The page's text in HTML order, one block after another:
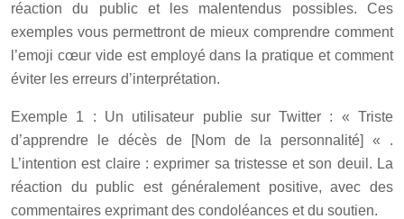
réaction du public et les malentendus possibles. Ces
exemples vous permettront de mieux comprendre comment
l’emoji cœur vide est employé dans la pratique et comment
éviter les erreurs d’interprétation.
Exemple 1 : Un utilisateur publie sur Twitter : « Triste
d’apprendre le décès de [Nom de la personnalité] « .
L’intention est claire : exprimer sa tristesse et son deuil. La
réaction du public est généralement positive, avec des
commentaires exprimant des condoléances et du soutien.